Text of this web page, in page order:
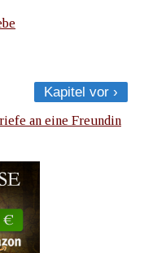
Kapitel vor ›
an eine Freundin